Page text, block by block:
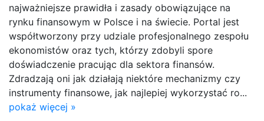
najważniejsze prawidła i zasady obowiązujące na
rynku finansowym w Polsce i na świecie. Portal jest
współtworzony przy udziale profesjonalnego zespołu
ekonomistów oraz tych, którzy zdobyli spore
doświadczenie pracując dla sektora finansów.
Zdradzają oni jak działają niektóre mechanizmy czy
instrumenty finansowe, jak najlepiej wykorzystać ro...
pokaż więcej »